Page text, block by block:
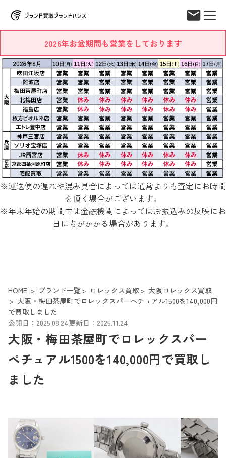
2026年お盆期間も営業をしております
※運送便の遅れや混み具合によっては通常よりも査定にお時間
を頂く場合がございます。
※年末年始の期間中は金融機関によってはお振込みの反映にお
日にちがかかる場合があります。
HOME ブランド一覧 ロレックス買取
大阪ロレックス買取
大阪・梅田茶屋町でロレックスパーペチュアル1500を140,000円
で買取しました
公開日：2025.08.24更新日：2025.11.24
大阪・梅田茶屋町でロレックスパー
ペチュアル1500を140,000円で買取し
ました